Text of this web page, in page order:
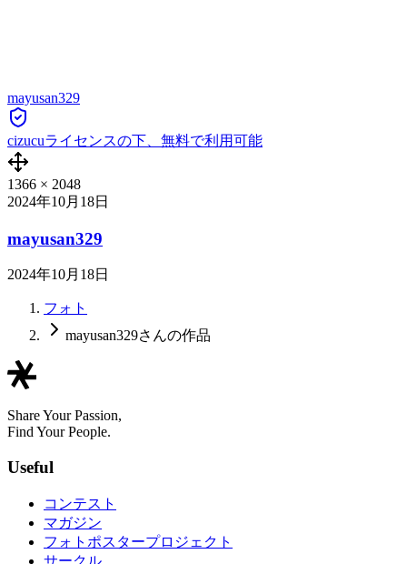
mayusan329
cizucuライセンスの下、無料で利用可能
1366 × 2048
2024年10月18日
mayusan329
2024年10月18日
フォト
mayusan329さんの作品
Share Your Passion,
Find Your People.
Useful
コンテスト
マガジン
フォトポスタープロジェクト
サークル